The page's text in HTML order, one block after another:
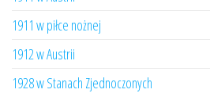
1911 w piłce nożnej
1912 w Austrii
1928 w Stanach Zjednoczonych